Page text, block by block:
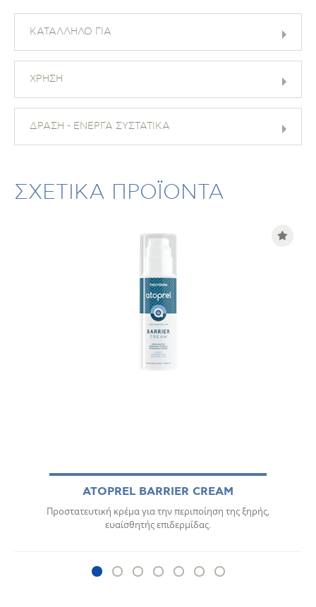
ΚΑΤΑΛΛΗΛΟ ΓΙΑ
ΧΡΗΣΗ
ΔΡΑΣΗ - ΕΝΕΡΓΑ ΣΥΣΤΑΤΙΚΑ
ΣΧΕΤΙΚΑ ΠΡΟΪΟΝΤΑ
ATOPREL BARRIER CREAM
Προστατευτική κρέμα για την περιποίηση της ξηρής,
ευαίσθητής επιδερμίδας.